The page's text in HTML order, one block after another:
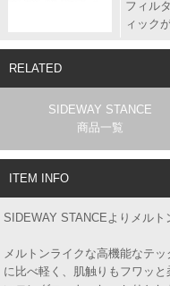
フィル
ィック
RELATED
SIDEWAY STANCE
商品一覧
ITEM INFO
SIDEWAY STANCEよりメルト
メルトンライクな高機能なテ
に比べ軽く、肌触りもフワッ